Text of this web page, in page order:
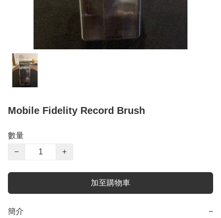
Mobile Fidelity Record Brush
數量
−
+
加至購物車
簡介 −